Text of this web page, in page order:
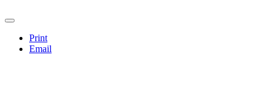
Print
Email